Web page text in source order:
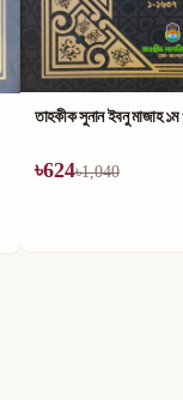
তাহকীক সুনান ইবনু মাজাহ
৳624৳1,040